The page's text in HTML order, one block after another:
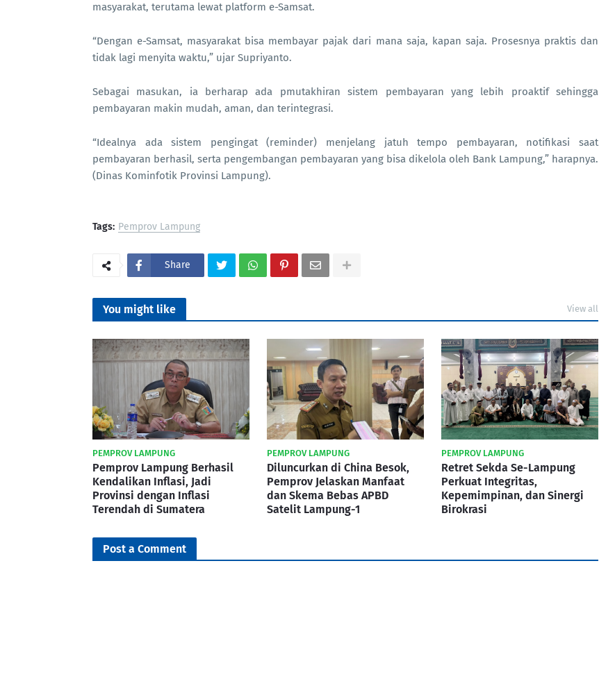
masyarakat, terutama lewat platform e-Samsat.
“Dengan e-Samsat, masyarakat bisa membayar pajak dari mana saja, kapan saja. Prosesnya praktis dan
tidak lagi menyita waktu,” ujar Supriyanto.
Sebagai masukan, ia berharap ada pmutakhiran sistem pembayaran yang lebih proaktif sehingga
pembayaran makin mudah, aman, dan terintegrasi.
“Idealnya ada sistem pengingat (reminder) menjelang jatuh tempo pembayaran, notifikasi saat
pembayaran berhasil, serta pengembangan pembayaran yang bisa dikelola oleh Bank Lampung,” harapnya.
(Dinas Kominfotik Provinsi Lampung).
Tags: Pemprov Lampung
Share
You might like View all
PEMPROV LAMPUNG
Pemprov Lampung Berhasil
Kendalikan Inflasi, Jadi
Provinsi dengan Inflasi
Terendah di Sumatera
PEMPROV LAMPUNG
Diluncurkan di China Besok,
Pemprov Jelaskan Manfaat
dan Skema Bebas APBD
Satelit Lampung-1
PEMPROV LAMPUNG
Retret Sekda Se-Lampung
Perkuat Integritas,
Kepemimpinan, dan Sinergi
Birokrasi
Post a Comment